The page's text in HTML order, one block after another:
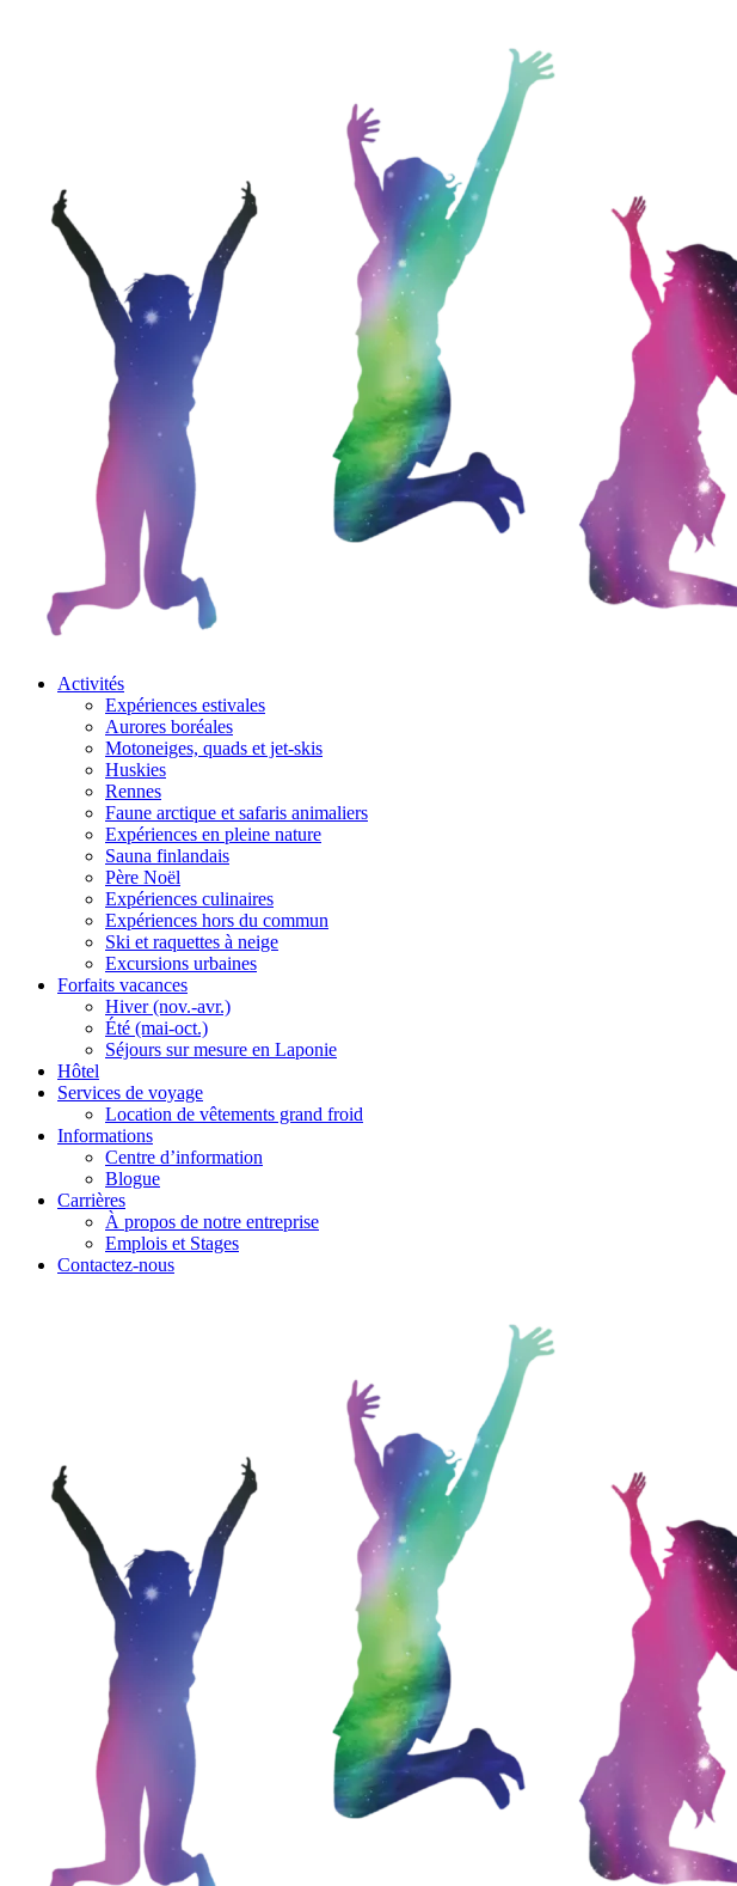
Activités
Expériences estivales
Aurores boréales
Motoneiges, quads et jet-skis
Huskies
Rennes
Faune arctique et safaris animaliers
Expériences en pleine nature
Sauna finlandais
Père Noël
Expériences culinaires
Expériences hors du commun
Ski et raquettes à neige
Excursions urbaines
Forfaits vacances
Hiver (nov.-avr.)
Été (mai-oct.)
Séjours sur mesure en Laponie
Hôtel
Services de voyage
Location de vêtements grand froid
Informations
Centre d’information
Blogue
Carrières
À propos de notre entreprise
Emplois et Stages
Contactez-nous